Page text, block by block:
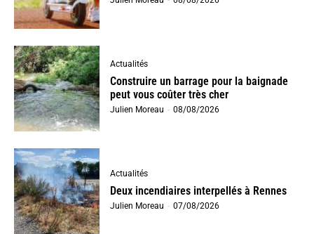
Actualités
Construire un barrage pour la baignade
peut vous coûter très cher
Julien Moreau - 08/08/2026
Actualités
Deux incendiaires interpellés à Rennes
Julien Moreau - 07/08/2026